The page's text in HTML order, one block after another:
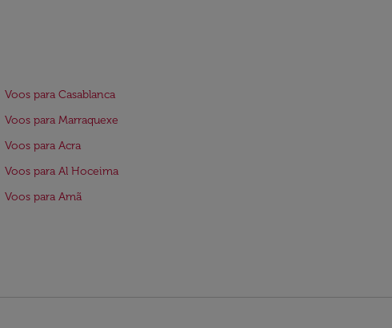
Voos para Casablanca
Voos para Marraquexe
Voos para Acra
Voos para Al Hoceima
Voos para Amã